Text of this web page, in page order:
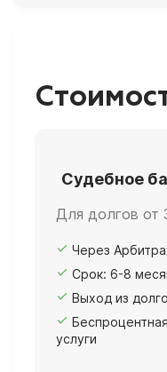
Судебное
Для долгов от
Через
Срок: 6-8
Выход из
услуги